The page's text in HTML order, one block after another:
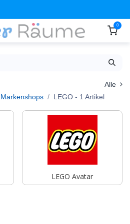
0
Alle
Markenshops LEGO - 1 Artikel
LEGO Avatar